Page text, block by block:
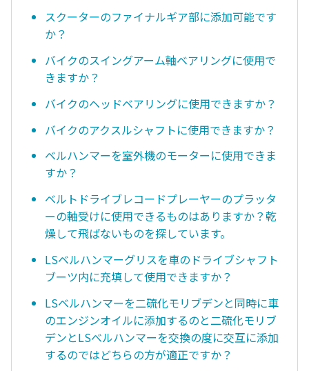
スクーターのファイナルギア部に添加可能です
か？
バイクのスイングアーム軸ベアリングに使用で
きますか？
バイクのヘッドベアリングに使用できますか？
バイクのアクスルシャフトに使用できますか？
ベルハンマーを室外機のモーターに使用できま
すか？
ベルトドライブレコードプレーヤーのプラッタ
ーの軸受けに使用できるものはありますか？乾
燥して飛ばないものを探しています。
LSベルハンマーグリスを車のドライブシャフト
ブーツ内に充填して使用できますか？
LSベルハンマーを二硫化モリブデンと同時に車
のエンジンオイルに添加するのと二硫化モリブ
デンとLSべルハンマーを交換の度に交互に添加
するのではどちらの方が適正ですか？